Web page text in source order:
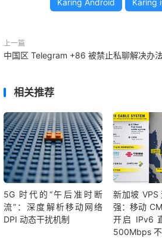
Karing Android Karing
上一篇
中国区 Telegram +86 被禁止私聊解决办
相关推荐
5G 时代的“午后准时断
流”：深度解析移动网络
DPI 动态干扰机制
新加坡 VPS
强：移动
开启 IPv6
500Mbps